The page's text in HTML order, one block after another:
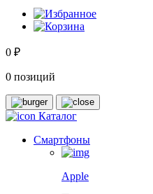
0 ₽
0 позиций
Каталог
Смартфоны
Apple